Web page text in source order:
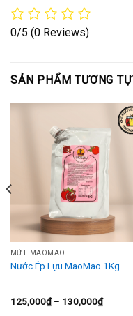
0/5 (0 Reviews)
SẢN PHẨM TƯƠNG TỰ
MỨT MAOMAO
Nước Ép Lựu MaoMao 1Kg
125,000₫ – 130,000₫Khoảng
giá: